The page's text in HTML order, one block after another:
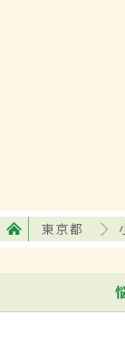
東京都